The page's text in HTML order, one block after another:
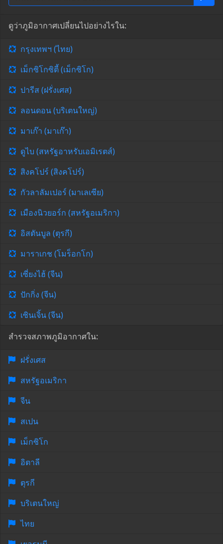
ดูว่าภูมิอากาศเปลี่ยนไปอย่างไรใน:
กรุงเทพฯ (ไทย)
เม็กซิโกซิตี้ (เม็กซิโก)
ปารีส (ฝรั่งเศส)
ลอนดอน (บริเตนใหญ่)
มาเก๊า (มาเก๊า)
ดูไบ (สหรัฐอาหรับเอมิเรตส์)
สิงคโปร์ (สิงคโปร์)
กัวลาลัมเปอร์ (มาเลเซีย)
เมืองนิวยอร์ก (สหรัฐอเมริกา)
อิสตันบูล (ตุรกี)
มาราเกช (โมร็อกโก)
เซี่ยงไฮ้ (จีน)
ปักกิ่ง (จีน)
เซินเจิ้น (จีน)
สำรวจสภาพภูมิอากาศใน:
ฝรั่งเศส
สหรัฐอเมริกา
จีน
สเปน
เม็กซิโก
อิตาลี
ตุรกี
บริเตนใหญ่
ไทย